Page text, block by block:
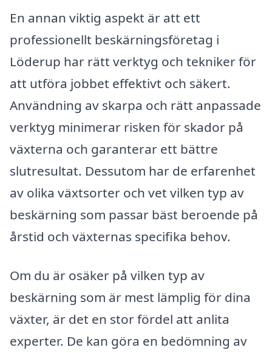
En annan viktig aspekt är att ett
professionellt beskärningsföretag i
Löderup har rätt verktyg och tekniker för
att utföra jobbet effektivt och säkert.
Användning av skarpa och rätt anpassade
verktyg minimerar risken för skador på
växterna och garanterar ett bättre
slutresultat. Dessutom har de erfarenhet
av olika växtsorter och vet vilken typ av
beskärning som passar bäst beroende på
årstid och växternas specifika behov.
Om du är osäker på vilken typ av
beskärning som är mest lämplig för dina
växter, är det en stor fördel att anlita
experter. De kan göra en bedömning av